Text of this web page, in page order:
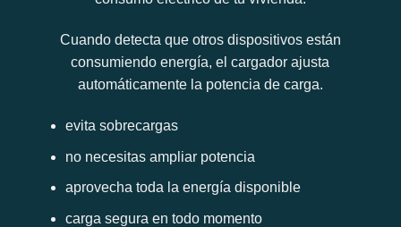
Cuando detecta que otros dispositivos están
consumiendo energía, el cargador ajusta
automáticamente la potencia de carga.
evita sobrecargas
no necesitas ampliar potencia
aprovecha toda la energía disponible
carga segura en todo momento